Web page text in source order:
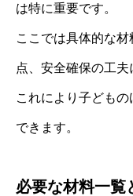
は特に重要です。
ここでは具体的な
点、安全確保の工夫
これにより子ども
できます。
必要な材料一覧